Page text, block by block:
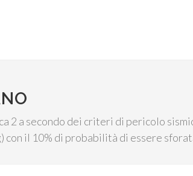
2 a secondo dei criteri di pericolo
con il 10% di probabilità di essere